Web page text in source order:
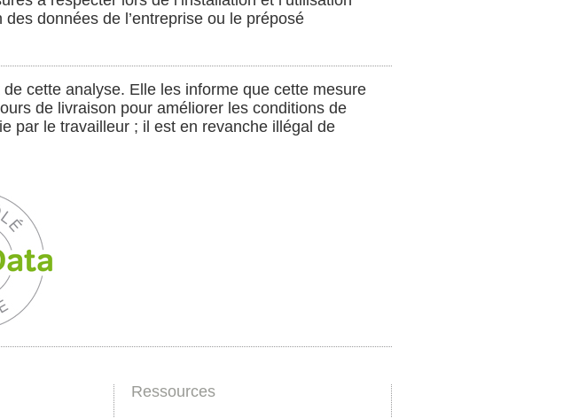
données de l’entreprise ou le préposé
cette analyse. Elle les informe que cette mesure
de livraison pour améliorer les conditions de
par le travailleur ; il est en revanche illégal de
Ressources